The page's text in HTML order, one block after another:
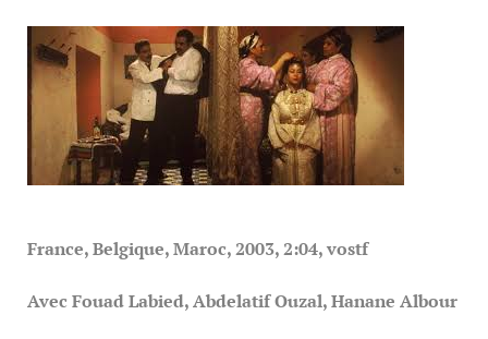
France, Belgique, Maroc, 2003, 2:04, vostf
Avec Fouad Labied, Abdelatif Ouzal, Hanane Albour